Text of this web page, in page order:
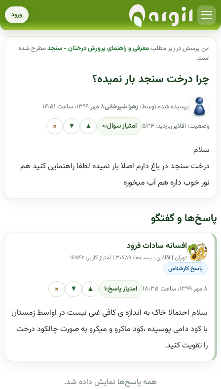
ورود
این پرسش در زیر مطلبمعرفی و راهنمای پرورش درختان - سنجدمطرح شده
است.
چرا درخت سنجد بار نمیده؟
پرسیده شده توسط: زهرا شیرخانی۸ مهر ۱۳۹۹، ساعت ۱۴:۵۱
وضعیت: آفلاینبازدید: ۵۳۴ امتیاز سوال:۰ ▲
▼
×
سلام
درخت سنجد در باغ دارم اصلا بار نمیده لطفا راهنمایی کنید هم
نور خوب داره هم آب میخوره
پاسخ‌ها و گفتگو
افسانه سادات فرود
تهران | آفلاین | پست‌ها: ۳۰۶۸۹ | امتیاز کاربر: ۱۶۵۴۲
پاسخ کارشناس
۸ مهر ۱۳۹۹، ساعت ۱۸:۳۵ امتیاز پاسخ:۱ ▲
▼
×
سلام احتمالا خاک به اندازه ی کافی غنی نیست در اواسط زمستان
با کود دامی پوسیده ،کود ماکرو و میکرو به صورت چالکود درخت
را تقویت کنید.
همه پاسخ‌ها نمایش داده شد.